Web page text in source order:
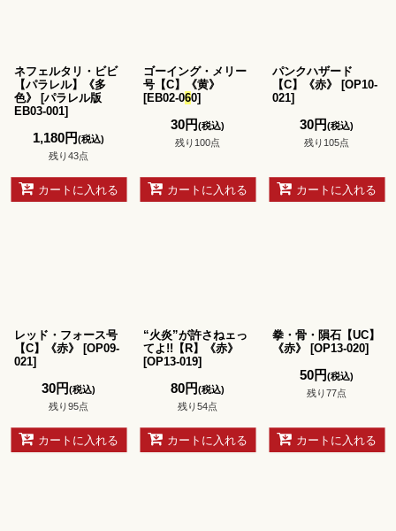
ネフェルタリ・ビビ
【パラレル】《多
色》
[パラレル版
EB03-001]
1,180円(税込)
残り43点
カートに入れる
ゴーイング・メリー
号【C】《黄》
[EB02-060]
30円(税込)
残り100点
カートに入れる
パンクハザード
【C】《赤》
[OP10-
021]
30円(税込)
残り105点
カートに入れる
レッド・フォース号
【C】《赤》
[OP09-
021]
30円(税込)
残り95点
カートに入れる
“火炎”が許さねェっ
てよ!!【R】《赤》
[OP13-019]
80円(税込)
残り54点
カートに入れる
拳・骨・隕石【UC】
《赤》
[OP13-020]
50円(税込)
残り77点
カートに入れる